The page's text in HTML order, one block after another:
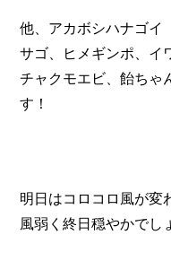
他、アカボシハナゴイ
サゴ、ヒメギンポ、イ
チャクモエビ、飴ちゃ
す！
明日はコロコロ風が変
風弱く終日穏やかでし